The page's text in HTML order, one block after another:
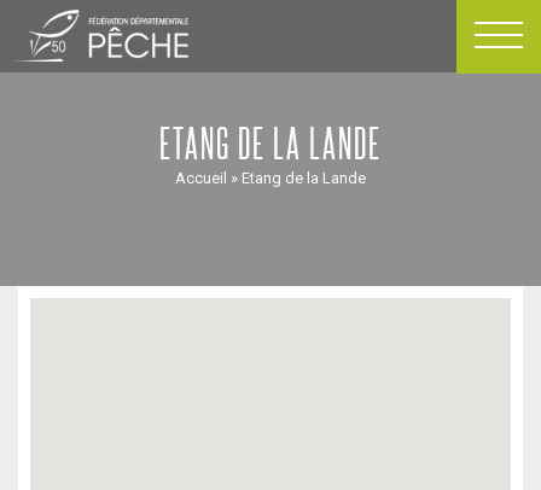
Passer
contenu
ETANG DE LA LANDE
Accueil » Etang de la Lande